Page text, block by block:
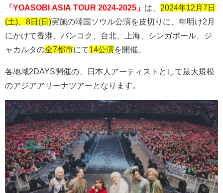
「YOASOBI ASIA TOUR 2024-2025」 は、 2024年12月7日
(土)、8日(日)実施の韓国ソウル公演を皮切りに、年明け2 月
にかけて香港、バンコク、台北、上海、シンガポール、ジ
ャカルタの全7都市にて14公演を開催。
各地域2DAYS開催の、日本人アーティストとして最大規模
のアジアアリーナツアーとなります。